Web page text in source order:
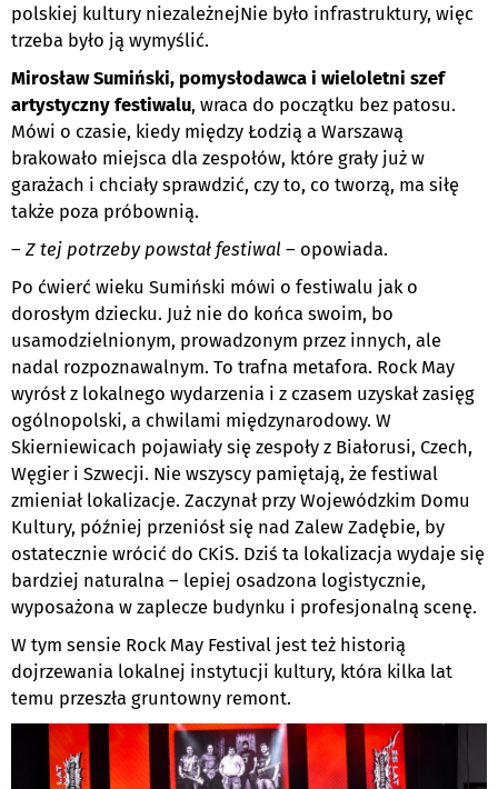
polskiej kultury niezależnejNie było infrastruktury, więc
trzeba było ją wymyślić.
Mirosław Sumiński, pomysłodawca i wieloletni szef
artystyczny festiwalu, wraca do początku bez patosu.
Mówi o czasie, kiedy między Łodzią a Warszawą
brakowało miejsca dla zespołów, które grały już w
garażach i chciały sprawdzić, czy to, co tworzą, ma siłę
także poza próbownią.
– Z tej potrzeby powstał festiwal – opowiada.
Po ćwierć wieku Sumiński mówi o festiwalu jak o
dorosłym dziecku. Już nie do końca swoim, bo
usamodzielnionym, prowadzonym przez innych, ale
nadal rozpoznawalnym. To trafna metafora. Rock May
wyrósł z lokalnego wydarzenia i z czasem uzyskał zasięg
ogólnopolski, a chwilami międzynarodowy. W
Skierniewicach pojawiały się zespoły z Białorusi, Czech,
Węgier i Szwecji. Nie wszyscy pamiętają, że festiwal
zmieniał lokalizacje. Zaczynał przy Wojewódzkim Domu
Kultury, później przeniósł się nad Zalew Zadębie, by
ostatecznie wrócić do CKiS. Dziś ta lokalizacja wydaje się
bardziej naturalna – lepiej osadzona logistycznie,
wyposażona w zaplecze budynku i profesjonalną scenę.
W tym sensie Rock May Festival jest też historią
dojrzewania lokalnej instytucji kultury, która kilka lat
temu przeszła gruntowny remont.